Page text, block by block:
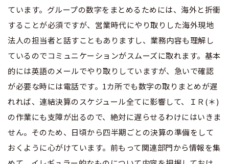
ています。グループの数字をまとめるためには、海外と折衝
することが必須ですが、営業時代にやり取りした海外現地
法人の担当者と話すこともありますし、業務内容も理解し
ているのでコミュニケーションがスムーズに取れます。基本
的には英語のメールでやり取りしていますが、急いで確認
が必要な時には電話です。1カ所でも数字の取りまとめが遅
れれば、連結決算のスケジュール全てに影響して、ＩＲ(＊)
の作業にも支障が出るので、絶対に遅らせるわけにはいきま
せん。そのため、日頃から四半期ごとの決算の準備をして
おくように心がけています。前もって関連部門から情報を集